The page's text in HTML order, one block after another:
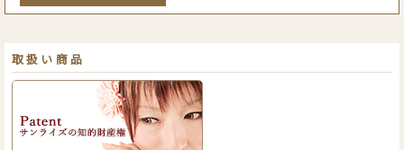
取扱い商品